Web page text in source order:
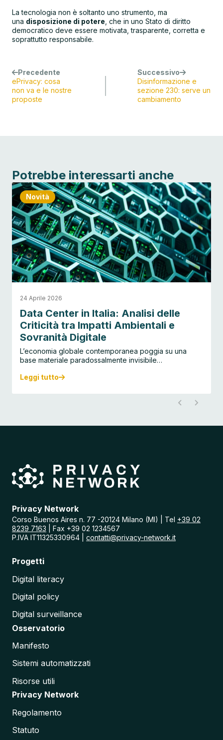
La tecnologia non è soltanto uno strumento, ma
una disposizione di potere , che in uno Stato di diritto
democratico deve essere motivata, trasparente, corretta e
soprattutto responsabile.
Precedente
ePrivacy: cosa
non va e le nostre
proposte
Successivo
Disinformazione e
sezione 230: serve un
cambiamento
Potrebbe interessarti anche
Novità
Data Center in Italia: Analisi delle
Criticità tra Impatti Ambientali e
Sovranità Digitale
L’economia globale contemporanea poggia su una
base materiale paradossalmente invisibile…
Leggi tutto
D
e
i
n
I
a
i
a
n
l
s
d
l
e
C
r
i
t
i
i
à
24 Aprile 2026
Privacy Network
Corso Buenos Aires n. 77 -20124 Milano (MI) | Tel +39 02
8239 7163 | Fax +39 02 1234567
P.IVA IT11325330964 | contatti@privacy-network.it
Progetti
Digital literacy
Digital policy
Digital surveillance
Osservatorio
Manifesto
Sistemi automatizzati
Risorse utili
Privacy Network
Regolamento
Statuto